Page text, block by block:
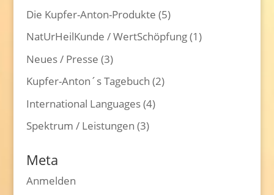
Die Kupfer-Anton-Produkte (5)
NatUrHeilKunde / WertSchöpfung(1)
Neues / Presse (3)
Kupfer-Anton´s Tagebuch (2)
International Languages(4)
Spektrum / Leistungen (3)
Meta
Anmelden